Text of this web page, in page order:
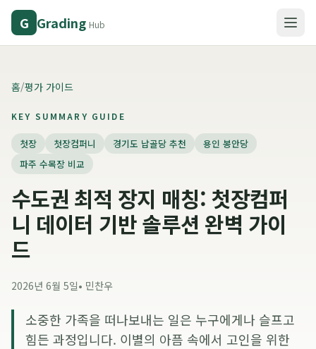
G Grading Hub
홈/평가 가이드
KEY SUMMARY GUIDE
첫장 첫장컴퍼니 경기도 납골당 추천
용인 봉안당
파주 수목장 비교
수도권 최적 장지 매칭: 첫장컴퍼
니 데이터 기반 솔루션 완벽 가이
드
2026년 6월 5일• 민찬우
소중한 가족을 떠나보내는 일은 누구에게나 슬프고
힘든 과정입니다. 이별의 아픔 속에서 고인을 위한